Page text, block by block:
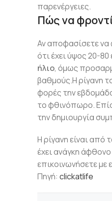
παρενέργειες.
Πώς να
Αν αποφασίσετε να
ότι έχει ύψος 20-
ήλιο, όμως
βαθμούς.Η ρίγανη
φορές την
το φθινόπωρο.
την δημιουργία
Η ρίγανη είναι από
έχει ανάγκη
επικοινωνήσετε με
Πηγή: clickatlife